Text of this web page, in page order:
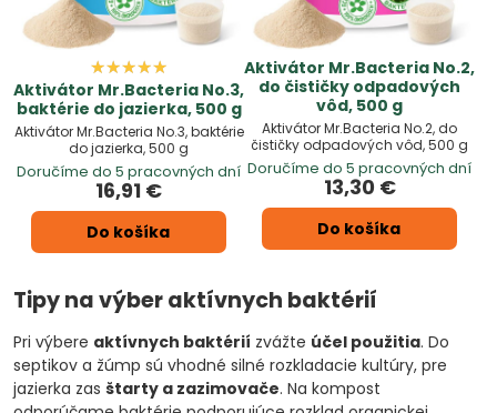
Aktivátor Mr.Bacteria No.3,
baktérie do jazierka, 500 g
Aktivátor Mr.Bacteria No.3, baktérie
do jazierka, 500 g
Doručíme do 5 pracovných dní
16,91 €
Do košíka
Aktivátor Mr.Bacteria No.2,
do čističky odpadových
vôd, 500 g
Aktivátor Mr.Bacteria No.2, do
čističky odpadových vôd, 500 g
Doručíme do 5 pracovných dní
13,30 €
Do košíka
Tipy na výber aktívnych baktérií
Pri výbere aktívnych baktérií zvážte účel použitia. Do
septikov a žúmp sú vhodné silné rozkladacie kultúry, pre
jazierka zas štarty a zazimovače. Na kompost